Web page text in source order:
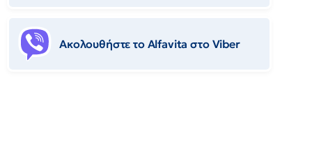
Ακολουθήστε το Αlfavita στο Viber